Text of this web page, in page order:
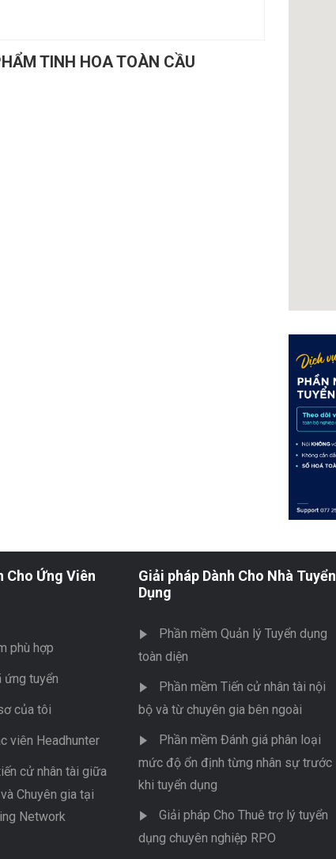
TINH HOA TOÀN CẦU
Cho Ứng Viên
phù hợp
ứng tuyển
của tôi
viên Headhunter
cử nhân tài giữa
Chuyên gia tại
Network
Giải pháp Dành Cho Nhà Tuyển
Dụng
Phần mềm Quản lý Tuyển dụng
toàn diện
Phần mềm Tiến cử nhân tài nội
bộ và từ chuyên gia bên ngoài
Phần mềm Đánh giá phân loại
mức độ ổn định từng nhân sự trước
khi tuyển dụng
Giải pháp Cho Thuê trợ lý tuyển
dụng chuyên nghiệp RPO